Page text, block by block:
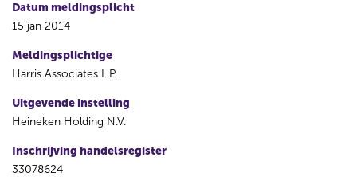
Datum meldingsplicht
15 jan 2014
Meldingsplichtige
Harris Associates L.P.
Uitgevende instelling
Heineken Holding N.V.
Inschrijving handelsregister
33078624